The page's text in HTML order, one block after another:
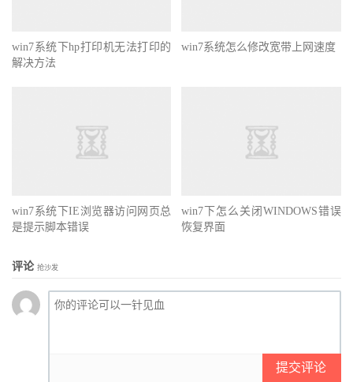
win7系统下hp打印机无法打印的
解决方法
win7系统怎么修改宽带上网速度
win7系统下IE浏览器访问网页总
是提示脚本错误
win7下怎么关闭WINDOWS错误
恢复界面
评论 抢沙发
提交评论